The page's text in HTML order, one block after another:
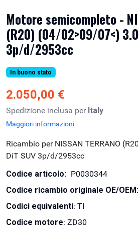
Motore semicompleto -
(R20) (04/02>09/07<)
3p/d/2953cc
In buono stato
2.050,00 €
Spedizione inclusa per Italy
Maggiori informazioni
Ricambio per NISSAN TERRANO
DiT SUV 3p/d/2953cc
Codice articolo: P0030344
Codice ricambio originale OE/OEM:
Codici equivalenti: TI
Codice motore: ZD30